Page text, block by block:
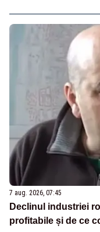
7 aug. 2026, 07:45
Declinul industriei
profitabile și de ce